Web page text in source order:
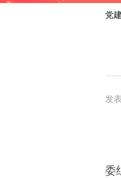
党
发
委